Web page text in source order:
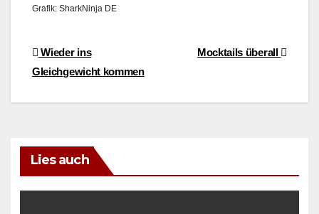
Grafik: SharkN­in­ja DE
BeitragsnavigationMocktails überall
Wieder ins
Gleichgewicht kommen
Lies auch